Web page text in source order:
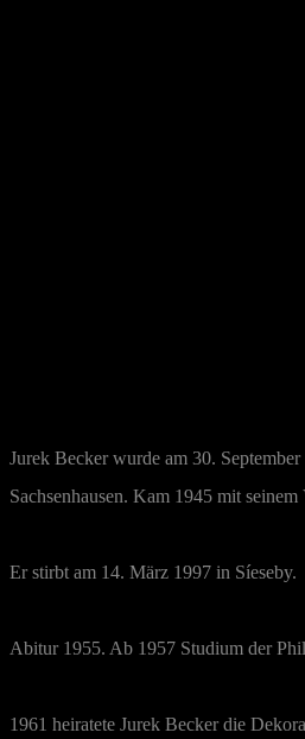
Jurek Becker wurde am 30.
Sachsenhausen. Kam 1945 mit
Er stirbt am 14. März 1997 in Síeseby.
Abitur 1955. Ab 1957 Studium der
1961 heiratete Jurek Becker die